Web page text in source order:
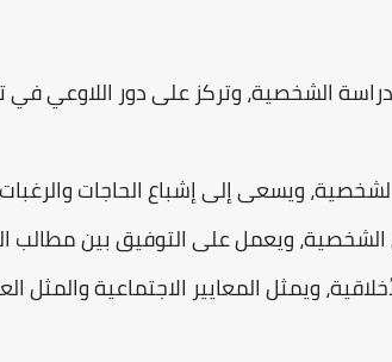
الشخصية، وتركز على دور اللاوعي